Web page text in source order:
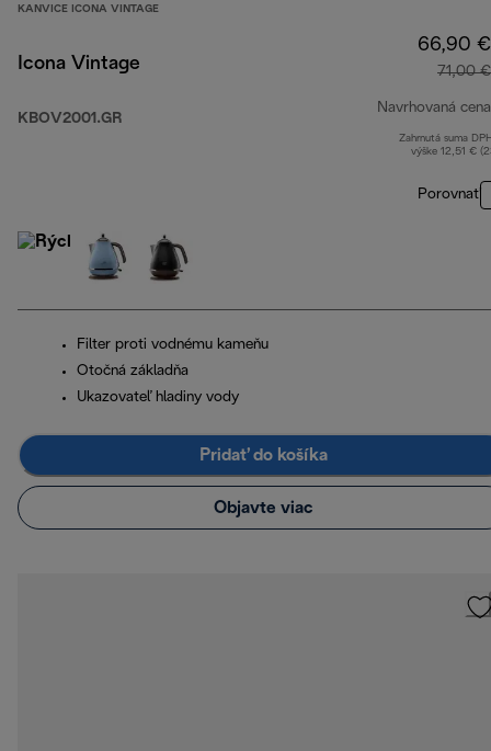
KANVICE ICONA VINTAGE
Icona Vintage
KBOV2001.GR
66,90 €
71,00 €
Navrhovaná cena
Zahrnutá suma
výške 12,51 €
Porovnať
Filter proti vodnému kameňu
Otočná základňa
Ukazovateľ hladiny vody
Pridať do košíka
Objavte viac